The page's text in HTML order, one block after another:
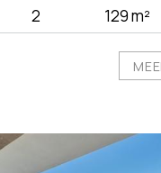
2 129 m²